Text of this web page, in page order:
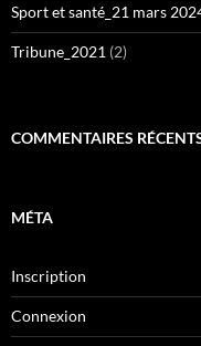
Sport et santé_21 mars
Tribune_2021 (2)
COMMENTAIRES
MÉTA
Inscription
Connexion